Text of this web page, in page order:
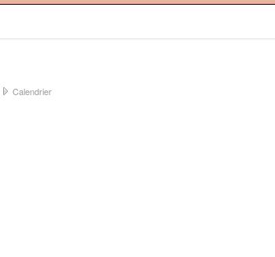
Calendrier